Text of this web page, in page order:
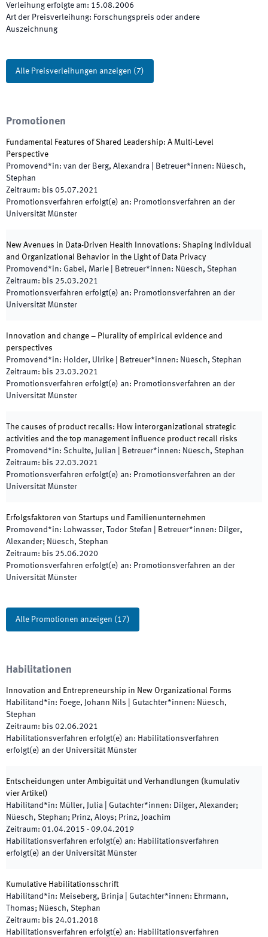
Verleihung erfolgte am: 15.08.2006
Art der Preisverleihung: Forschungspreis oder andere
Auszeichnung
Alle Preisverleihungen anzeigen (7)
Promotionen
Fundamental Features of Shared Leadership: A Multi-Level
Perspective
Promovend*in: van der Berg, Alexandra Betreuer*innen: Nüesch,
Stephan
Zeitraum: bis 05.07.2021
Promotionsverfahren erfolgt(e) an: Promotionsverfahren an der
Universität Münster
New Avenues in Data-Driven Health Innovations: Shaping Individual
and Organizational Behavior in the Light of Data Privacy
Promovend*in: Gabel, Marie Betreuer*innen: Nüesch, Stephan
Zeitraum: bis 25.03.2021
Promotionsverfahren erfolgt(e) an: Promotionsverfahren an der
Universität Münster
Innovation and change – Plurality of empirical evidence and
perspectives
Promovend*in: Holder, Ulrike Betreuer*innen: Nüesch, Stephan
Zeitraum: bis 23.03.2021
Promotionsverfahren erfolgt(e) an: Promotionsverfahren an der
Universität Münster
The causes of product recalls: How interorganizational strategic
activities and the top management influence product recall risks
Promovend*in: Schulte, Julian Betreuer*innen: Nüesch, Stephan
Zeitraum: bis 22.03.2021
Promotionsverfahren erfolgt(e) an: Promotionsverfahren an der
Universität Münster
Erfolgsfaktoren von Startups und Familienunternehmen
Promovend*in: Lohwasser, Todor Stefan Betreuer*innen: Dilger,
Alexander; Nüesch, Stephan
Zeitraum: bis 25.06.2020
Promotionsverfahren erfolgt(e) an: Promotionsverfahren an der
Universität Münster
Alle Promotionen anzeigen (17)
Habilitationen
Innovation and Entrepreneurship in New Organizational Forms
Habilitand*in: Foege, Johann Nils Gutachter*innen: Nüesch,
Stephan
Zeitraum: bis 02.06.2021
Habilitationsverfahren erfolgt(e) an: Habilitationsverfahren
erfolgt(e) an der Universität Münster
Entscheidungen unter Ambiguität und Verhandlungen (kumulativ
vier Artikel)
Habilitand*in: Müller, Julia Gutachter*innen: Dilger, Alexander;
Nüesch, Stephan; Prinz, Aloys; Prinz, Joachim
Zeitraum: 01.04.2015 - 09.04.2019
Habilitationsverfahren erfolgt(e) an: Habilitationsverfahren
erfolgt(e) an der Universität Münster
Kumulative Habilitationsschrift
Habilitand*in: Meiseberg, Brinja Gutachter*innen: Ehrmann,
Thomas; Nüesch, Stephan
Zeitraum: bis 24.01.2018
Habilitationsverfahren erfolgt(e) an: Habilitationsverfahren